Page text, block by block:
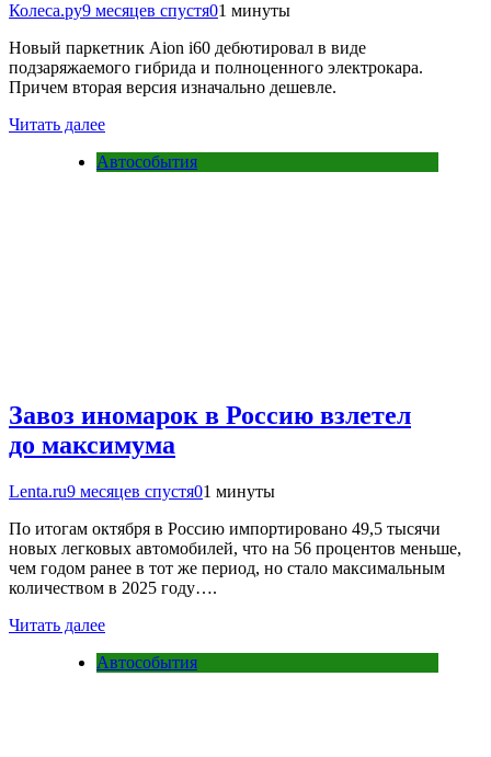
Колеса.ру9 месяцев спустя01 минуты
Новый паркетник Aion i60 дебютировал в виде
подзаряжаемого гибрида и полноценного электрокара.
Причем вторая версия изначально дешевле.
Читать далее
Автособытия
Завоз иномарок в Россию взлетел
до максимума
Lenta.ru9 месяцев спустя01 минуты
По итогам октября в Россию импортировано 49,5 тысячи
новых легковых автомобилей, что на 56 процентов меньше,
чем годом ранее в тот же период, но стало максимальным
количеством в 2025 году….
Читать далее
Автособытия